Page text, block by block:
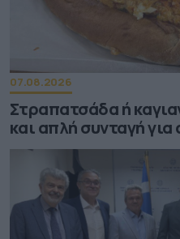
07.08.2026
Στραπατσάδα ή
και απλή συνταγή